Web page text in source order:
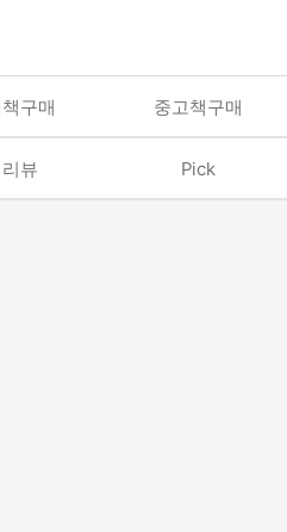
구매 중고책구매
리뷰 Pick